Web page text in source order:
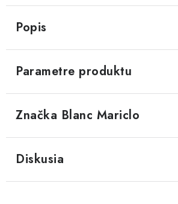
Popis
Parametre produktu
Značka Blanc Mariclo
Diskusia